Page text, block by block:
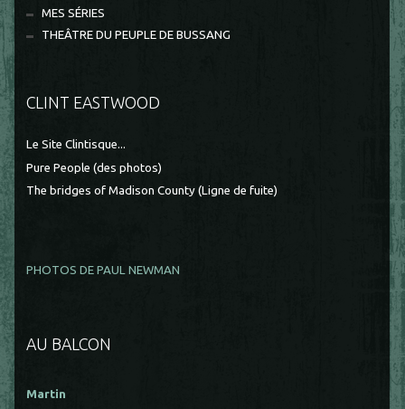
MES SÉRIES
THEÂTRE DU PEUPLE DE BUSSANG
CLINT EASTWOOD
Le Site Clintisque...
Pure People (des photos)
The bridges of Madison County (Ligne de fuite)
PHOTOS DE PAUL NEWMAN
AU BALCON
Martin